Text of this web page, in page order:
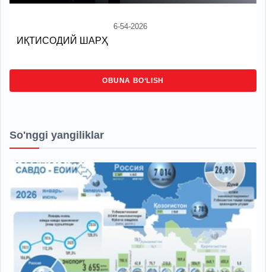
6-54-2026
ИҚТИСОДИЙ ШАРҲ
OBUNA BO‘LISH
So'nggi yangiliklar